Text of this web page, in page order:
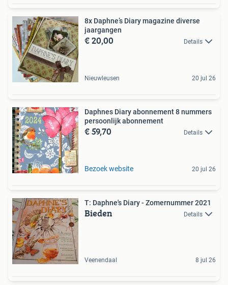
8x Daphne’s Diary magazine diverse
jaargangen
€ 20,00 Details
Nieuwleusen 20 jul 26
Daphnes Diary abonnement 8 nummers
persoonlijk abonnement
€ 59,70 Details
Bezoek website 20 jul 26
T: Daphne's Diary - Zomernummer 2021
Bieden Details
Veenendaal 8 jul 26